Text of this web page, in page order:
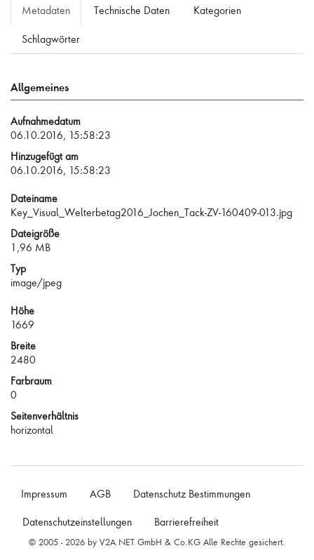
Metadaten Technische Daten Kategorien
Schlagwörter
Allgemeines
Aufnahmedatum
06.10.2016, 15:58:23
Hinzugefügt am
06.10.2016, 15:58:23
Dateiname
Key_Visual_Welterbetag2016_Jochen_Tack-ZV-160409-013.jpg
Dateigröße
1,96 MB
Typ
image/jpeg
Höhe
1669
Breite
2480
Farbraum
0
Seitenverhältnis
horizontal
Impressum AGB Datenschutz Bestimmungen
Datenschutzeinstellungen Barrierefreiheit
© 2005 - 2026 by V2A.NET GmbH & Co.KG Alle Rechte gesichert.